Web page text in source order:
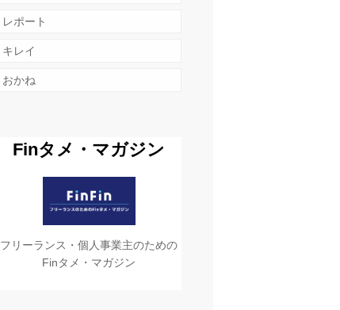
レポート
キレイ
おかね
Finタメ・マガジン
フリーランス・個人事業主のための
Finタメ・マガジン